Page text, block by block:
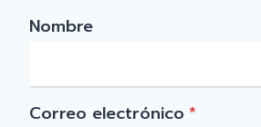
Nombre
Correo electrónico *